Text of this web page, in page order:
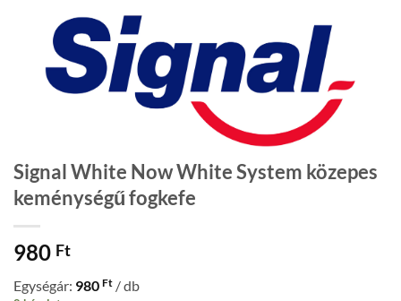
Signal White Now White System közepes
keménységű fogkefe
980 Ft
Egységár: 980 Ft / db